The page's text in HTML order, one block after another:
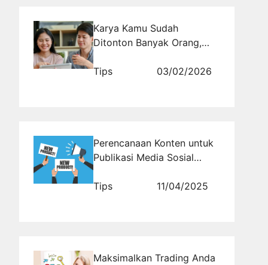
Karya Kamu Sudah
Ditonton Banyak Orang,
Belum?
Tips 03/02/2026
Perencanaan Konten untuk
Publikasi Media Sosial
Tips
11/04/2025
Maksimalkan Trading Anda